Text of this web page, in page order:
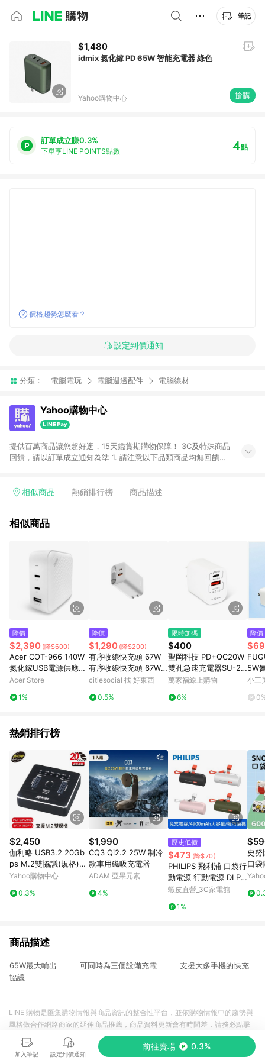
筆記
$1,480
idmix 氮化鎵 PD 65W 智能充電器 綠色
Yahoo購物中心 搶購
訂單成立賺0.3%
下單享LINE POINTS點數 4點
價格趨勢怎麼看？
設定到價通知
分類： 電腦電玩 電腦週邊配件 電腦線材
Yahoo購物中心
提供百萬商品讓您超好逛，15天鑑賞期購物保障！ 3C及特殊商品
回饋，請以訂單成立通知為準 1. 請注意以下品類商品均無回饋：
電玩/遊戲/相機/單眼/鏡頭/拍立得 [2024/6/1起適用] -內接硬
的購回饋活動享Yahoo超贈點回饋者 - 購物中心商店之商品：商
價券等虛擬貨幣折抵 4. 大宗採購或批發轉賣不具回饋資格： 如
有相關事證認定您為大宗採購、批發轉賣而非最終消費使用者，
相關認定以Yahoo購物中心之認定為準
相似商品 熱銷排行榜 商品描述
相似商品
降價
$2,390 (降$600)
Acer COT-966 140W
氮化鎵USB電源供應器
白色
Acer Store
1%
降價
$1,290 (降$200)
有序收線快充頭 67W
有序收線快充頭 67W
黑色
citiesocial 找 好東西
0.5%
限時加碼
$400
聖岡科技 PD+QC20W
雙孔急速充電器SU-20
AC
萬家福線上購物
6%
降價
5W
供應
小三
熱銷排行榜
$2,450
伽利略 USB3.2 20Gb
ps M.2雙協議(規格)
對拷(拷貝)機 (DMC32
Yahoo購物中心
0.3%
$1,990
CQ3 Qi2.2 25W 制冷
款車用磁吸充電器
ADAM 亞果元素
4%
歷史低價
$473 (降$70)
PHILIPS 飛利浦 口袋行
動電源 行動電源 DLP2
550 現貨 廠商直送
蝦皮直營_3C家電館
1%
史努
口袋
E-
商品描述
65W最大輸出 可同時為三個設備充電 支援大多手機的快充
協議
加入筆記 設定到價通知
前往賣場 0.3%
LINE 購物是匯集購物情報與商品資訊的整合性平台，並依購物情報中的趨勢與
風格做合作網路商家的延伸商品推薦，商品資料更新會有時間差，請務必點擊
商品至各合作網路商家，確認現售價與購物條件，一切資訊以合作廠商網頁為
準。